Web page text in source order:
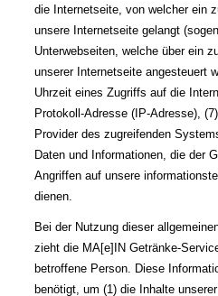
die Internetseite, von welcher ein
unsere Internetseite gelangt
Unterwebseiten, welche über ein
unserer Internetseite angesteuert
Uhrzeit eines Zugriffs auf die
Protokoll-Adresse (IP-Adresse),
Provider des zugreifenden
Daten und Informationen, die der
Angriffen auf unsere
dienen.
Bei der Nutzung dieser
zieht die MA[e]IN Getränke-
betroffene Person. Diese
benötigt, um (1) die Inhalte